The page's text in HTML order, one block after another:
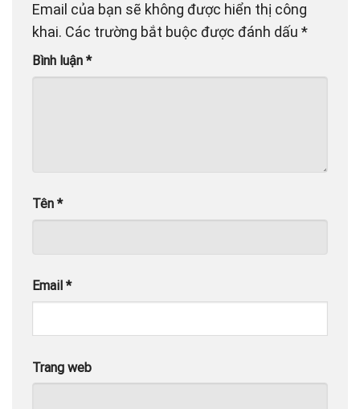
Email của bạn sẽ không được hiển thị công
khai. Các trường bắt buộc được đánh dấu *
Bình luận *
Tên *
Email *
Trang web